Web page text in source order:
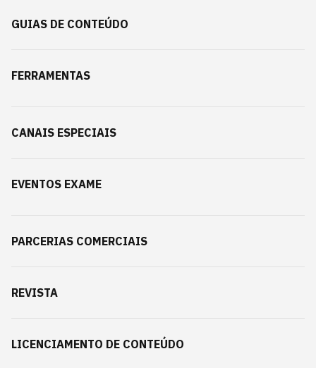
GUIAS DE CONTEÚDO
FERRAMENTAS
CANAIS ESPECIAIS
EVENTOS EXAME
PARCERIAS COMERCIAIS
REVISTA
LICENCIAMENTO DE CONTEÚDO